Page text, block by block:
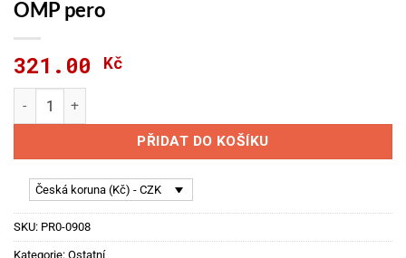
OMP pero
321.00 Kč
OMP pero množství
PŘIDAT DO KOŠÍKU
Česká koruna (Kč) - CZK
SKU: PR0-0908
Kategorie: Ostatní